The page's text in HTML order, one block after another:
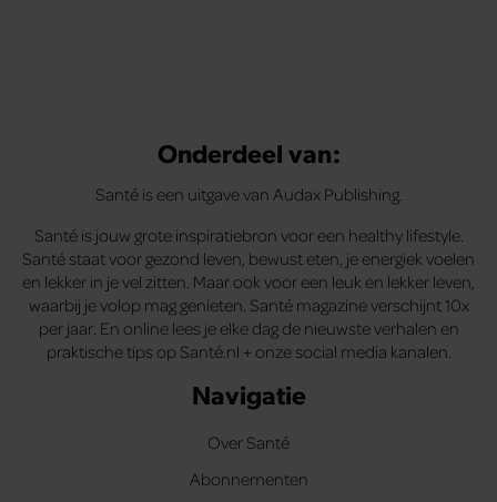
Onderdeel van:
Santé is een uitgave van Audax Publishing.
Santé is jouw grote inspiratiebron voor een healthy lifestyle.
Santé staat voor gezond leven, bewust eten, je energiek voelen
en lekker in je vel zitten. Maar ook voor een leuk en lekker leven,
waarbij je volop mag genieten. Santé magazine verschijnt 10x
per jaar. En online lees je elke dag de nieuwste verhalen en
praktische tips op Santé.nl + onze social media kanalen.
Navigatie
Over Santé
Abonnementen